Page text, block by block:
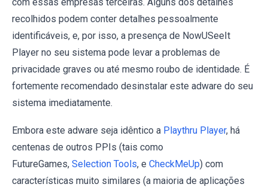
recolhidos podem conter detalhes pessoalmente
identificáveis, e, por isso, a presença de NowUSeeIt
Player no seu sistema pode levar a problemas de
privacidade graves ou até mesmo roubo de identidade. É
fortemente recomendado desinstalar este adware do seu
sistema imediatamente.
Embora este adware seja idêntico a Playthru Player, há
centenas de outros PPIs (tais como
FutureGames, Selection Tools, e CheckMeUp) com
características muito similares (a maioria de aplicações